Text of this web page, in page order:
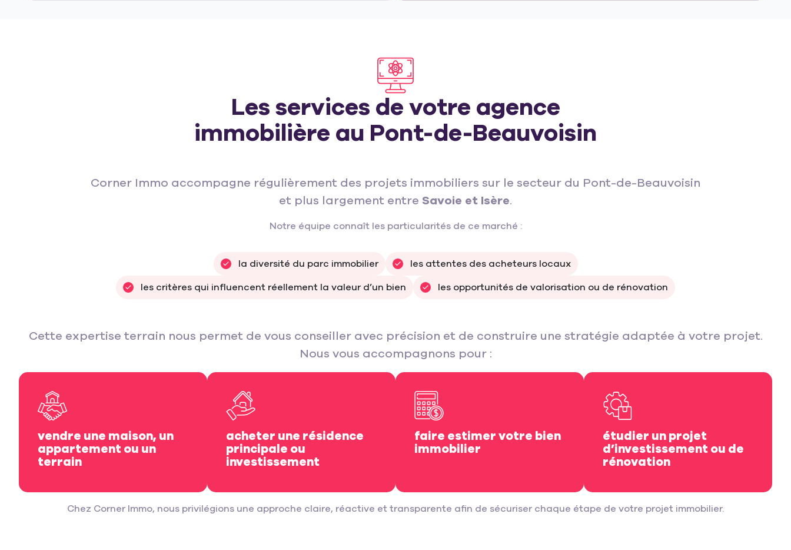
Les services de votre agence
immobilière au Pont-de-Beauvoisin
Corner Immo accompagne régulièrement des projets immobiliers sur le secteur du Pont-de-Beauvoisin
et plus largement entre Savoie et Isère.
Notre équipe connaît les particularités de ce marché :
la diversité du parc immobilier
les attentes des acheteurs locaux
les critères qui influencent réellement la valeur d’un bien
les opportunités de valorisation ou de rénovation
Cette expertise terrain nous permet de vous conseiller avec précision et de construire une stratégie adaptée à votre projet.
Nous vous accompagnons pour :
vendre une maison, un
appartement ou un
terrain
acheter une résidence
principale ou
investissement
faire estimer votre bien
immobilier
étudier un projet
d’investissement ou de
rénovation
Chez Corner Immo, nous privilégions une approche claire, réactive et transparente afin de sécuriser chaque étape de votre projet immobilier.